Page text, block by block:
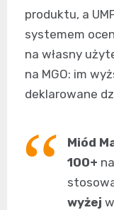
produktu, a
systemem
na własny
na MGO: im
deklarowane
Miód
100+
wyżej